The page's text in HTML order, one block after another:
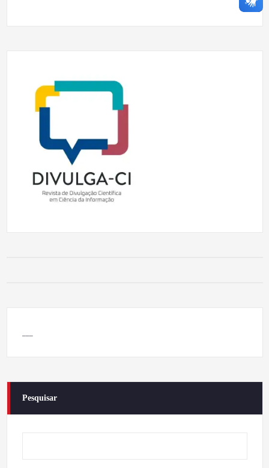
Pesquisar